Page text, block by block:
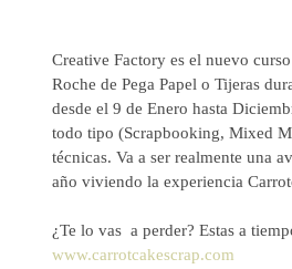
Creative Factory es el nuevo
Roche de Pega Papel o Tijeras
desde el 9 de Enero hasta
todo tipo (Scrapbooking, Mixed
técnicas. Va a ser realmente una
año viviendo la experiencia
¿Te lo vas  a perder? Estas a
www.carrotcakescrap.com